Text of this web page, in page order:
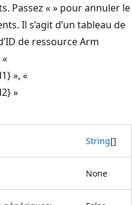
Passez « » pour annuler le
Il s’agit d’un tableau de
de ressource Arm
», «
»
String[]
None